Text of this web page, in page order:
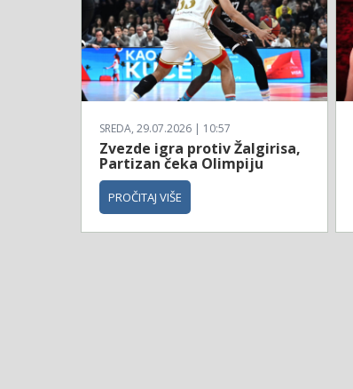
SREDA, 29.07.2026 | 10:57
Zvezde igra protiv Žalgirisa,
Partizan čeka Olimpiju
PROČITAJ VIŠE